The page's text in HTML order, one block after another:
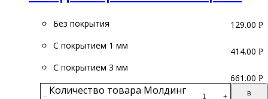
Без покрытия
С покрытием 1 мм
С покрытием 3 мм
- Количество товара Молдинг
+
В
129.00 Р
414.00 Р
661.00 Р